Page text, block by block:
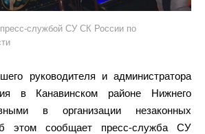
службой СУ СК России по
руководителя и администратора
в Канавинском районе Нижнего
в организации незаконных
этом сообщает пресс-служба СУ